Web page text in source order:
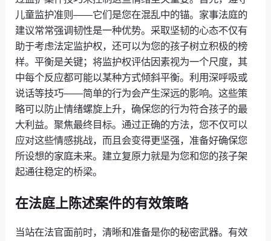
儿童监护准则——它们是您在混乱中的锚。家事法庭的
建议常常强调韧性是一种优势。采取坚韧的心态不仅有
助于考虑法定监护权，还可以为您的孩子树立积极的榜
样。平衡是关键；将监护权评估因素视为一个尺度，其
中每个反应都可能以某种方式倾斜平衡。利用深呼吸或
说话等技巧——简单的行为会产生深远的影响。这些策
略可以防止情绪螺旋上升，确保您的行为符合孩子的最
大利益。聚焦最终目标。通过正确的方法，您不仅可以
应对这些情感挑战，而且会变得更坚强，准备好确保您
所设想的家庭未来。建立复原力就是为您和您的孩子架
起通往稳定的桥梁。
在法庭上陈述案件的有效策略
当站在法官面前时，清晰和准备是你的秘密武器。有效